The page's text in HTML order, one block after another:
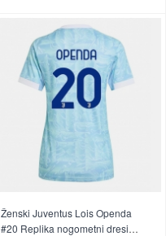
Ženski Juventus Lois Openda
#20 Replika nogometni dresi